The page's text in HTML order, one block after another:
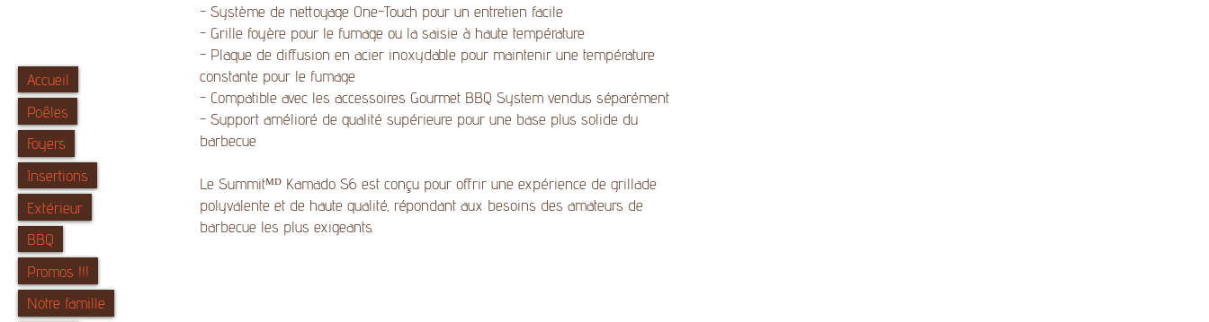
Accueil
Poêles
Foyers
Insertions
Extérieur
BBQ
Promos !!!
Notre famille
- Système de nettoyage One-Touch pour un entretien facile
- Grille foyère pour le fumage ou la saisie à haute température
- Plaque de diffusion en acier inoxydable pour maintenir une température
constante pour le fumage
- Compatible avec les accessoires Gourmet BBQ System vendus séparément
- Support amélioré de qualité supérieure pour une base plus solide du
barbecue
Le Summitᴹᴰ Kamado S6 est conçu pour offrir une expérience de grillade
polyvalente et de haute qualité, répondant aux besoins des amateurs de
barbecue les plus exigeants.